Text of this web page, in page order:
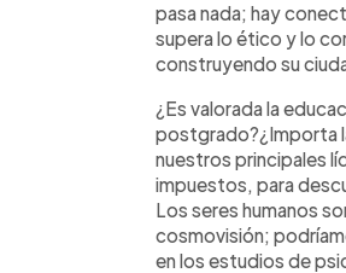
pasa nada; hay
supera lo ético y lo
construyendo su
¿Es valorada la
postgrado?¿Importa
nuestros principales
impuestos, para
Los seres humanos
cosmovisión;
en los estudios de